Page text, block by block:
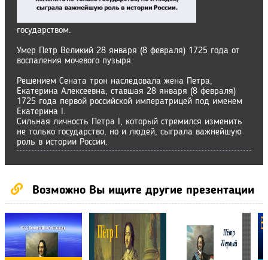
государством.
Умер Петр Великий 28 января (8 февраля) 1725 года от
воспаления мочевого пузыря.
Решением Сената трон наследовала жена Петра,
Екатерина Алексеевна, ставшая 28 января (8 февраля)
1725 года первой российской императрицей под именем
Екатерина I.
Сильная личность Петра I, который стремился изменить
не только государство, но и людей, сыграла важнейшую
роль в истории России.
Возможно Вы ищите другие презентации